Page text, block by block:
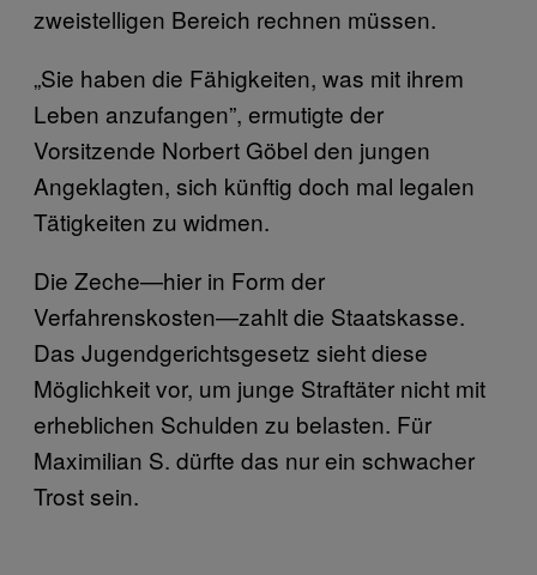
zweistelligen Bereich rechnen müssen.
„Sie haben die Fähigkeiten, was mit ihrem
Leben anzufangen”, ermutigte der
Vorsitzende Norbert Göbel den jungen
Angeklagten, sich künftig doch mal legalen
Tätigkeiten zu widmen.
Die Zeche—hier in Form der
Verfahrenskosten—zahlt die Staatskasse.
Das Jugendgerichtsgesetz sieht diese
Möglichkeit vor, um junge Straftäter nicht mit
erheblichen Schulden zu belasten. Für
Maximilian S. dürfte das nur ein schwacher
Trost sein.